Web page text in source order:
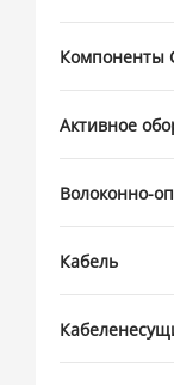
Компоненты
Активное
Волоконно-
Кабель